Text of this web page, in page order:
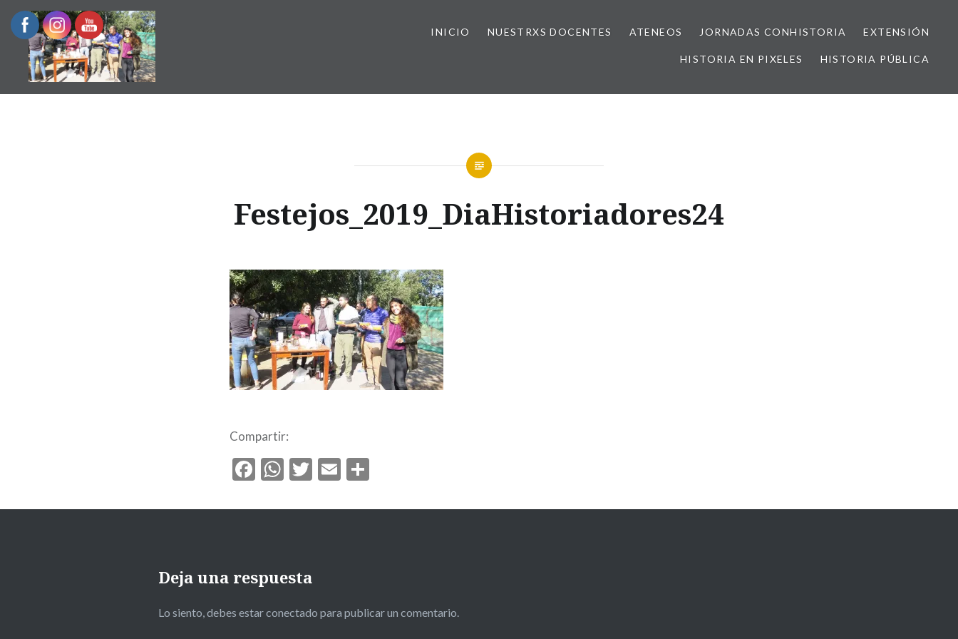
Escuela de Historia
INICIO NUESTRXS DOCENTES ATENEOS JORNADAS CONHISTORIA EXTENSIÓN
HISTORIA EN PIXELES HISTORIA PÚBLICA
Festejos_2019_DiaHistoriadores24
Compartir:
Facebook
WhatsApp
Twitter
Email
Deja una respuesta
Lo siento, debes estarconectado para publicar un comentario.